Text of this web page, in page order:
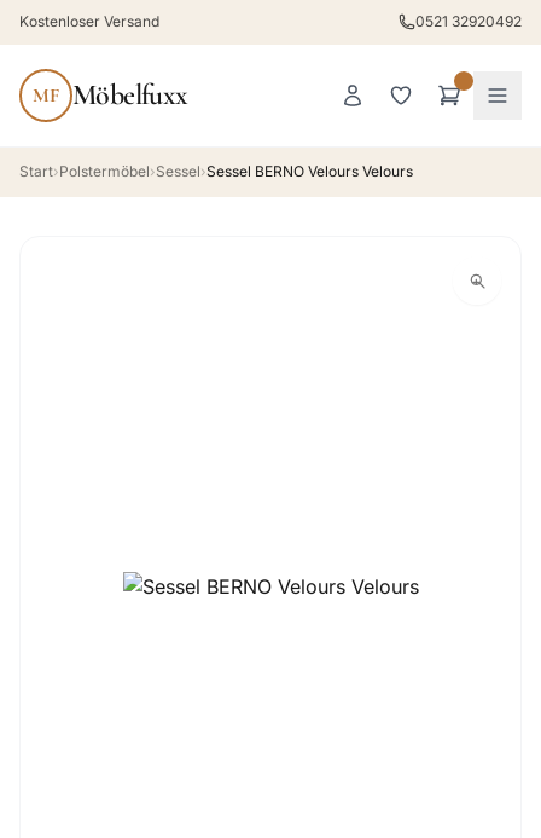
Kostenloser Versand 0521 32920492
MF Möbelfuxx
Start›Polstermöbel›Sessel›Sessel BERNO Velours Velours